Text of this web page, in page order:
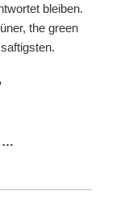
bleiben.
the green
…